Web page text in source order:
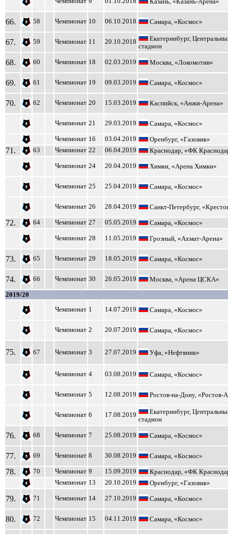
Казань, «Казань-Арена»
66. 58 Чемпионат 10 06.10.2018 Самара, «Космос»
67. 59 Чемпионат 11 20.10.2018
Екатеринбург,
стадион
68. 60 Чемпионат 18 02.03.2019 Москва, «Локомотив»
69. 61 Чемпионат 19 09.03.2019 Самара, «Космос»
70. 62 Чемпионат 20 15.03.2019 Каспийск, «Анжи-Арена»
Чемпионат 21 29.03.2019 Самара, «Космос»
Чемпионат 16 03.04.2019 Оренбург, «Газовик»
71. 63 Чемпионат 22 06.04.2019 Краснодар, «ФК
Чемпионат 24 20.04.2019 Химки, «Арена Химки»
Чемпионат 25 25.04.2019 Самара, «Космос»
Чемпионат 26 28.04.2019 Санкт-Петербург,
72. 64 Чемпионат 27 05.05.2019 Самара, «Космос»
Чемпионат 28 11.05.2019 Грозный, «Ахмат-Арена»
73. 65 Чемпионат 29 18.05.2019 Самара, «Космос»
74. 66 Чемпионат 30 26.05.2019 Москва, «Арена ЦСКА»
2019/20
Чемпионат 1 14.07.2019 Самара, «Космос»
Чемпионат 2 20.07.2019 Самара, «Космос»
75. 67 Чемпионат 3 27.07.2019 Уфа, «Нефтяник»
Чемпионат 4 03.08.2019 Самара, «Космос»
Чемпионат 5 12.08.2019 Ростов-на-Дону, «Ростов-
Чемпионат 6 17.08.2019
Екатеринбург,
стадион
76. 68 Чемпионат 7 25.08.2019 Самара, «Космос»
77. 69 Чемпионат 8 30.08.2019 Самара, «Космос»
78. 70 Чемпионат 9 15.09.2019
Краснодар, «ФК
Чемпионат 13 20.10.2019 Оренбург, «Газовик»
79. 71 Чемпионат 14 27.10.2019 Самара, «Космос»
80. 72 Чемпионат 15 04.11.2019 Самара, «Космос»